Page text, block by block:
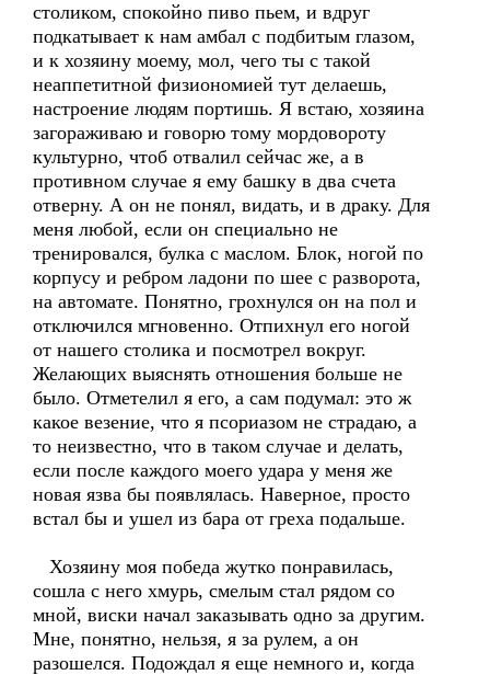
столиком, спокойно пиво пьем, и вдруг
подкатывает к нам амбал с подбитым глазом,
и к хозяину моему, мол, чего ты с такой
неаппетитной физиономией тут делаешь,
настроение людям портишь. Я встаю, хозяина
загораживаю и говорю тому мордовороту
культурно, чтоб отвалил сейчас же, а в
противном случае я ему башку в два счета
отверну. А он не понял, видать, и в драку. Для
меня любой, если он специально не
тренировался, булка с маслом. Блок, ногой по
корпусу и ребром ладони по шее с разворота,
на автомате. Понятно, грохнулся он на пол и
отключился мгновенно. Отпихнул его ногой
от нашего столика и посмотрел вокруг.
Желающих выяснять отношения больше не
было. Отметелил я его, а сам подумал: это ж
какое везение, что я псориазом не страдаю, а
то неизвестно, что в таком случае и делать,
если после каждого моего удара у меня же
новая язва бы появлялась. Наверное, просто
встал бы и ушел из бара от греха подальше.
Хозяину моя победа жутко понравилась,
сошла с него хмурь, смелым стал рядом со
мной, виски начал заказывать одно за другим.
Мне, понятно, нельзя, я за рулем, а он
разошелся. Подождал я еще немного и, когда